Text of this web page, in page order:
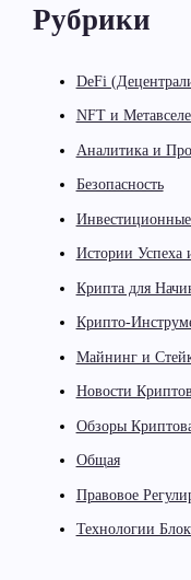
Рубрики
DeFi
NFT и
Аналитика и
Безопасность
Инвестиционные
Истории Успеха
Крипта для
Крипто-
Майнинг и
Новости
Обзоры
Общая
Правовое
Технологии